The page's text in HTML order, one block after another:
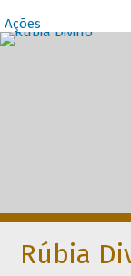
Ações
Rúbia